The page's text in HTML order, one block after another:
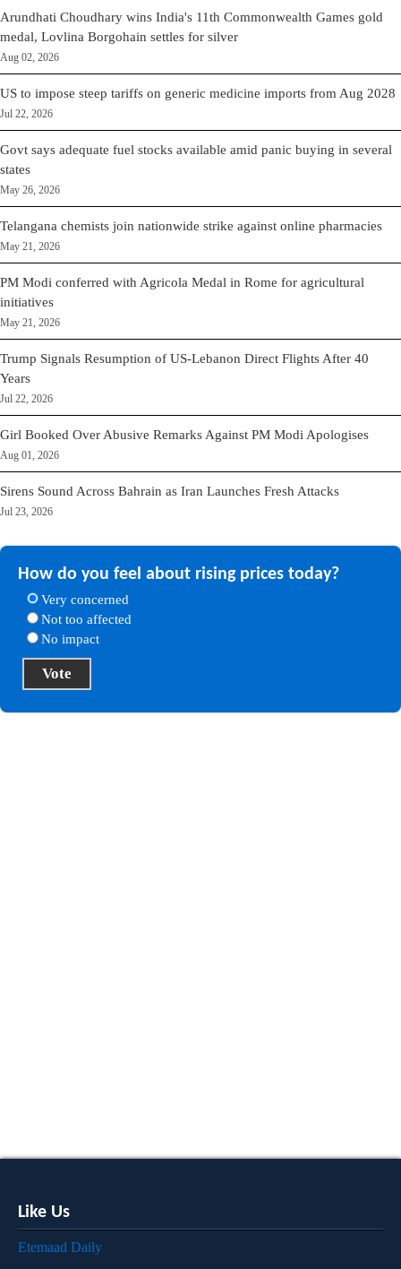
Arundhati Choudhary wins India's 11th Commonwealth Games gold
medal, Lovlina Borgohain settles for silver
Aug 02, 2026
US to impose steep tariffs on generic medicine imports from Aug 2028
Jul 22, 2026
Govt says adequate fuel stocks available amid panic buying in several
states
May 26, 2026
Telangana chemists join nationwide strike against online pharmacies
May 21, 2026
PM Modi conferred with Agricola Medal in Rome for agricultural
initiatives
May 21, 2026
Trump Signals Resumption of US-Lebanon Direct Flights After 40
Years
Jul 22, 2026
Girl Booked Over Abusive Remarks Against PM Modi Apologises
Aug 01, 2026
Sirens Sound Across Bahrain as Iran Launches Fresh Attacks
Jul 23, 2026
How do you feel about rising prices today?
Very concerned
Not too affected
No impact
Like Us
Etemaad Daily